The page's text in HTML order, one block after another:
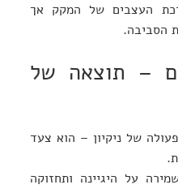
העצבים של המקק אך
הסביבה.
– תוצאה של
של ניקיון – הוא צעד
על היגיינה ותחזוקה